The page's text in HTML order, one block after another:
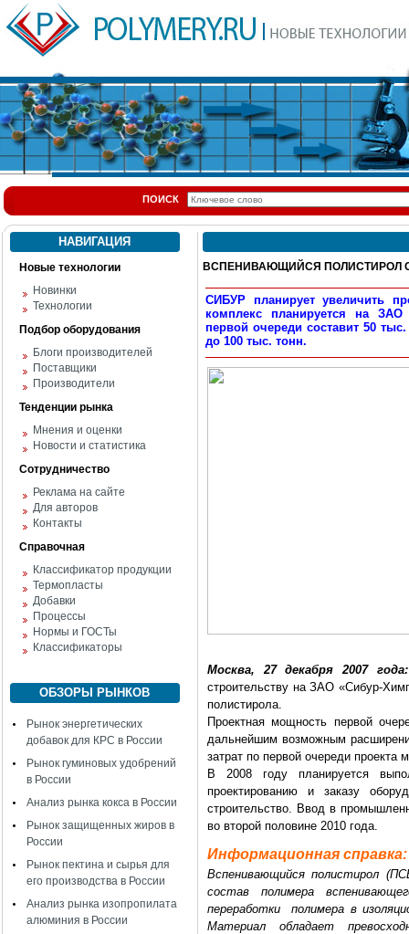
ПОИСК
НАВИГАЦИЯ
Новые технологии
Новинки
Технологии
Подбор оборудования
Блоги производителей
Поставщики
Производители
Тенденции рынка
Мнения и оценки
Новости и статистика
Сотрудничество
Реклама на сайте
Для авторов
Контакты
Справочная
Классификатор продукции
Термопласты
Добавки
Процессы
Нормы и ГОСТы
Классификаторы
ОБЗОРЫ РЫНКОВ
Рынок энергетических
добавок для КРС в России
Рынок гуминовых удобрений
в России
Анализ рынка кокса в России
Рынок защищенных жиров в
России
Рынок пектина и сырья для
его производства в России
Анализ рынка изопропилата
алюминия в России
ВСПЕНИВАЮЩИЙСЯ ПОЛИСТИРОЛ
СИБУР планирует увеличить
комплекс планируется на
первой очереди составит 50
до 100 тыс. тонн.
Москва, 27 декабря 2007 года:
строительству на ЗАО «Сибур-
полистирола.
Проектная мощность первой
дальнейшим возможным
затрат по первой очереди проекта
В 2008 году планируется
проектированию и заказу
строительство. Ввод в
во второй половине 2010 года.
Информационная справка:
Вспенивающийся полистирол
состав полимера
переработки полимера в
Материал обладает